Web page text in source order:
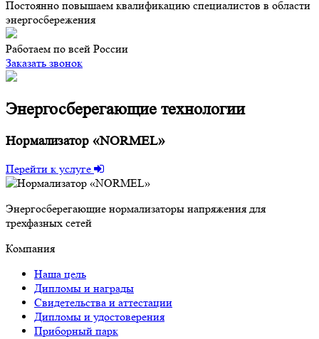
Постоянно повышаем квалификацию специалистов в области
энергосбережения
Работаем по всей России
Заказать звонок
Энергосберегающие технологии
Нормализатор «NORMEL»
Перейти к услуге
Энергосберегающие нормализаторы напряжения для
трехфазных сетей
Компания
Наша цель
Дипломы и награды
Свидетельства и аттестации
Дипломы и удостоверения
Приборный парк